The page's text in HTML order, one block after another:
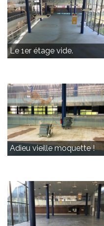
Le 1er étage vide.
Adieu vieille moquette !